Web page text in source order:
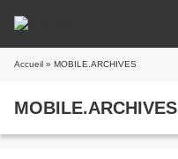
Accueil » MOBILE.ARCHIVES
MOBILE.ARCHIVES